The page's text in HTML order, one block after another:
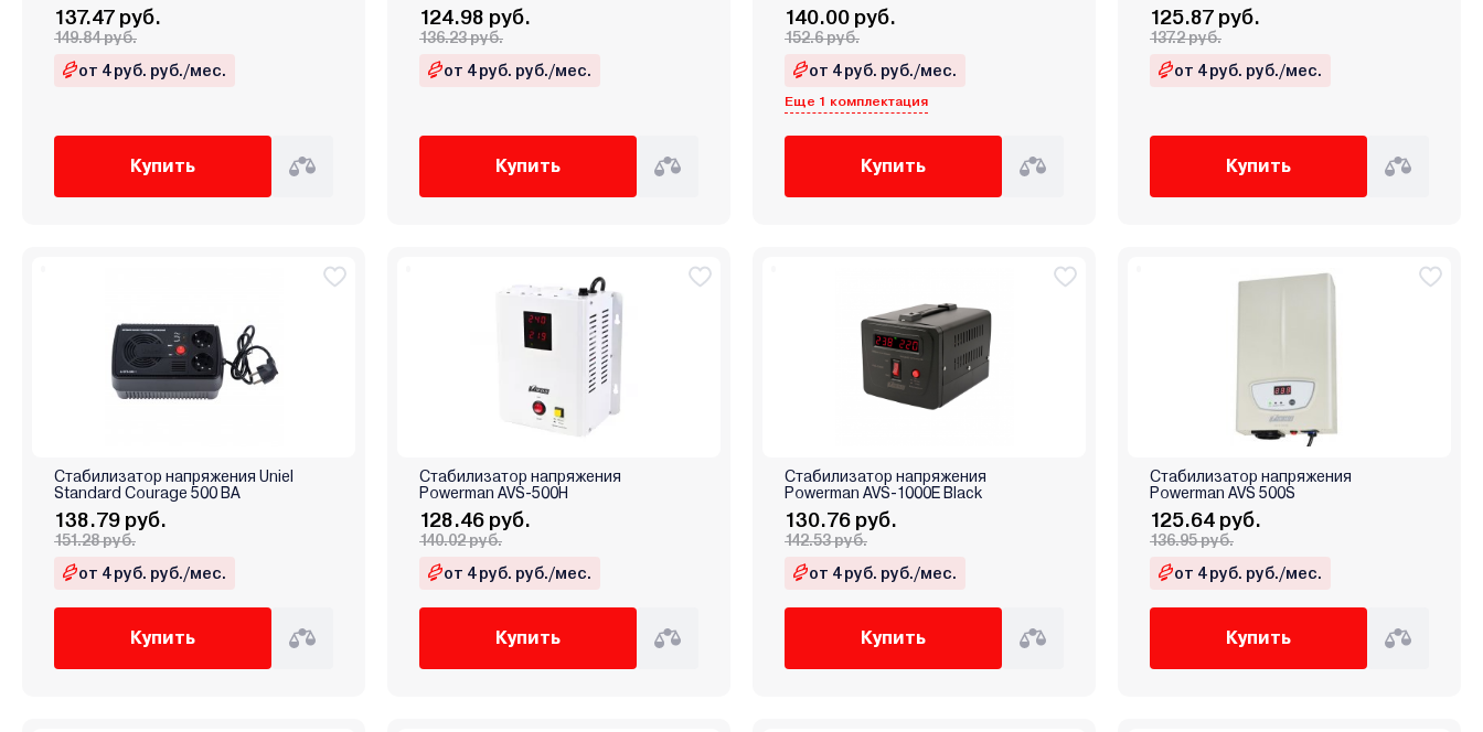
137.47 руб.
149.84 руб.
от 4 руб. руб./мес.
Купить
124.98 руб.
136.23 руб.
от 4 руб. руб./мес.
Купить
140.00 руб.
152.6 руб.
от 4 руб. руб./мес.
Еще 1 комплектация
Купить
125.87 руб.
137.2 руб.
от 4 руб. руб./мес.
Купить
Стабилизатор напряжения Uniel
Standard Courage 500 ВА
138.79 руб.
151.28 руб.
от 4 руб. руб./мес.
Купить
Стабилизатор напряжения
Powerman AVS-500H
128.46 руб.
140.02 руб.
от 4 руб. руб./мес.
Купить
Стабилизатор напряжения
Powerman AVS-1000E Black
130.76 руб.
142.53 руб.
от 4 руб. руб./мес.
Купить
Стабилизатор напряжения
Powerman AVS 500S
125.64 руб.
136.95 руб.
от 4 руб. руб./мес.
Купить